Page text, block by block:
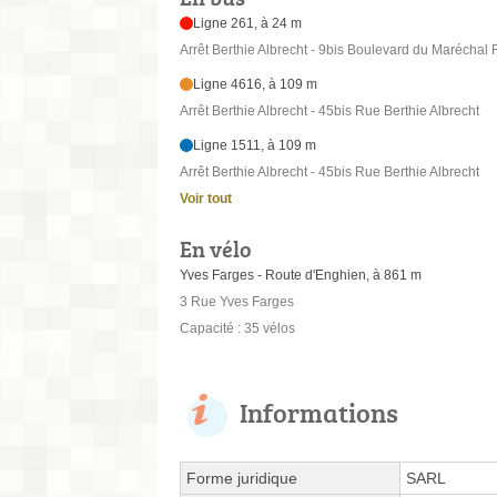
Ligne 261, à 24 m
Arrêt Berthie Albrecht - 9bis Boulevard du Maréchal
Ligne 4616, à 109 m
Arrêt Berthie Albrecht - 45bis Rue Berthie Albrecht
Ligne 1511, à 109 m
Arrêt Berthie Albrecht - 45bis Rue Berthie Albrecht
Voir tout
En vélo
Yves Farges - Route d'Enghien, à 861 m
3 Rue Yves Farges
Capacité : 35 vélos
Informations
Forme juridique SARL